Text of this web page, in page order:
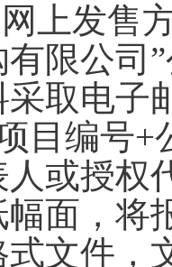
网上发售
有限公司
采取电子
目编号+
人或授权
幅面，将
式文件，